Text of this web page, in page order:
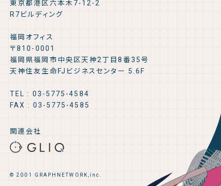
東京都港区六本木7-12-2
R7ビルディング
福岡オフィス
〒810-0001
福岡県福岡市中央区天神2丁目8番35号
天神住友生命FJビジネスセンター 5.6F
TEL : 03-5775-4584
FAX : 03-5775-4585
関連会社
© 2001 GRAPHNETWORK,inc.